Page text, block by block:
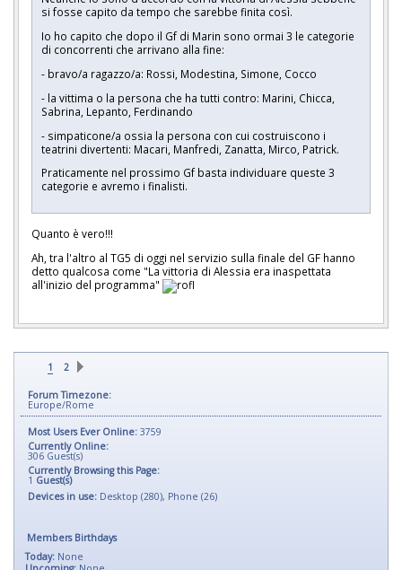
si fosse capito da tempo che sarebbe finita così.
Io ho capito che dopo il Gf di Marin sono ormai 3 le categorie
di concorrenti che arrivano alla fine:
- bravo/a ragazzo/a: Rossi, Modestina, Simone, Cocco
- la vittima o la persona che ha tutti contro: Marini, Chicca,
Sabrina, Lepanto, Ferdinando
- simpaticone/a ossia la persona con cui costruiscono i
teatrini divertenti: Macari, Manfredi, Zanatta, Mirco, Patrick.
Praticamente nel prossimo Gf basta individuare queste 3
categorie e avremo i finalisti.
Quanto è vero!!!
Ah, tra l'altro al TG5 di oggi nel servizio sulla finale del GF hanno
detto qualcosa come "La vittoria di Alessia era inaspettata
all'inizio del programma"
1 2
Forum Timezone:
Europe/Rome
Most Users Ever Online: 3759
Currently Online:
306 Guest(s)
Currently Browsing this Page:
1 Guest(s)
Devices in use: Desktop (280), Phone (26)
Members Birthdays
Today: None